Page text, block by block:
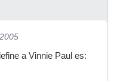
a Vinnie Paul es: